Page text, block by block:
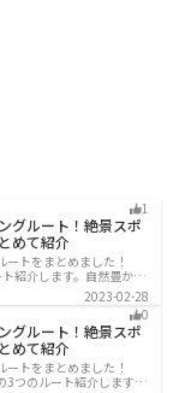
1
グルート！絶景スポ
めて紹介
トをまとめました！
紹介します。自然豊かな
美術館などもあるので、
きます。バイクで富山県
てください。
2023-02-28
0
グルート！絶景スポ
めて紹介
トをまとめました！
3つのルート紹介します。